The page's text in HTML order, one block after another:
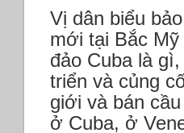
Vị dân biểu
mới tại Bắc
đảo Cuba là
triển và củng
giới và bán
ở Cuba, ở